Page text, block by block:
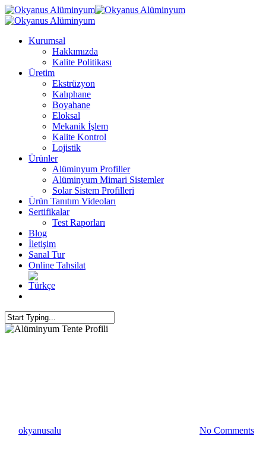
Kurumsal
Hakkımızda
Kalite Politikası
Üretim
Ekstrüzyon
Kalıphane
Boyahane
Eloksal
Mekanik İşlem
Kalite Kontrol
Lojistik
Ürünler
Alüminyum Profiller
Alüminyum Mimari Sistemler
Solar Sistem Profilleri
Ürün Tanıtım Videoları
Sertifikalar
Test Raporları
Blog
İletişim
Sanal Tur
Online Tahsilat
okyanusalu No Comments